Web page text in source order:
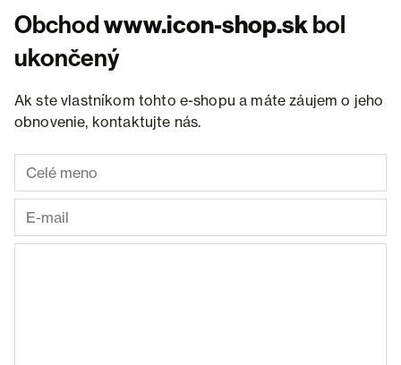
Obchodwww.icon-shop.skbol
ukončený
Ak ste vlastníkom tohto e-shopu a máte záujem o jeho
obnovenie, kontaktujte nás.